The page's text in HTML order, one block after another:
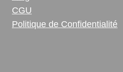
CGU
Politique de Confidentialité